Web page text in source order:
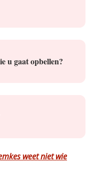
u gaat opbellen?
weet niet wie